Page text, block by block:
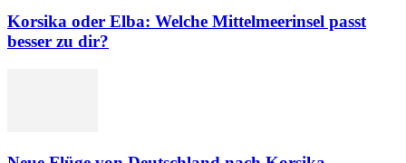
Korsika oder Elba: Welche Mittelmeerinsel passt
besser zu dir?